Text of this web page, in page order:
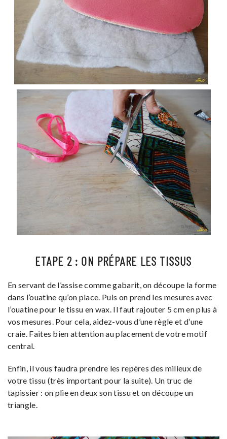
ETAPE 2 : ON PRÉPARE LES TISSUS
En servant de l’assise comme gabarit, on découpe la forme
dans l’ouatine qu’on place. Puis on prend les mesures avec
l’ouatine pour le tissu en wax. Il faut rajouter 5 cm en plus à
vos mesures. Pour cela, aidez-vous d’une règle et d’une
craie. Faites bien attention au placement de votre motif
central.
Enfin, il vous faudra prendre les repères des milieux de
votre tissu (très important pour la suite). Un truc de
tapissier : on plie en deux son tissu et on découpe un
triangle.